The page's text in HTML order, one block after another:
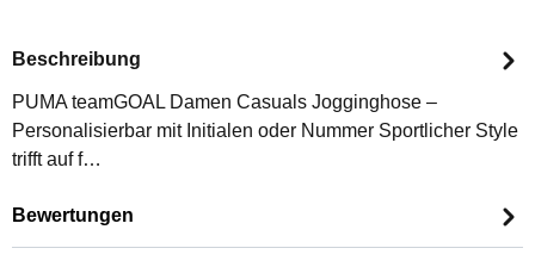
Beschreibung
PUMA teamGOAL Damen Casuals Jogginghose –
Personalisierbar mit Initialen oder Nummer Sportlicher Style
trifft auf f…
Bewertungen